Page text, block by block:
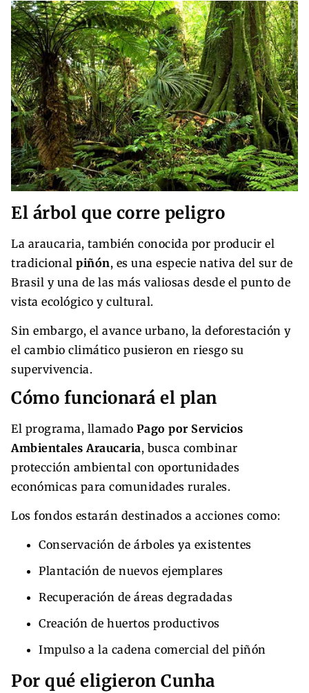
El árbol que corre peligro
La araucaria, también conocida por producir el
tradicional piñón, es una especie nativa del sur de
Brasil y una de las más valiosas desde el punto de
vista ecológico y cultural.
Sin embargo, el avance urbano, la deforestación y
el cambio climático pusieron en riesgo su
supervivencia.
Cómo funcionará el plan
El programa, llamado Pago por Servicios
Ambientales Araucaria, busca combinar
protección ambiental con oportunidades
económicas para comunidades rurales.
Los fondos estarán destinados a acciones como:
Conservación de árboles ya existentes
Plantación de nuevos ejemplares
Recuperación de áreas degradadas
Creación de huertos productivos
Impulso a la cadena comercial del piñón
Por qué eligieron Cunha